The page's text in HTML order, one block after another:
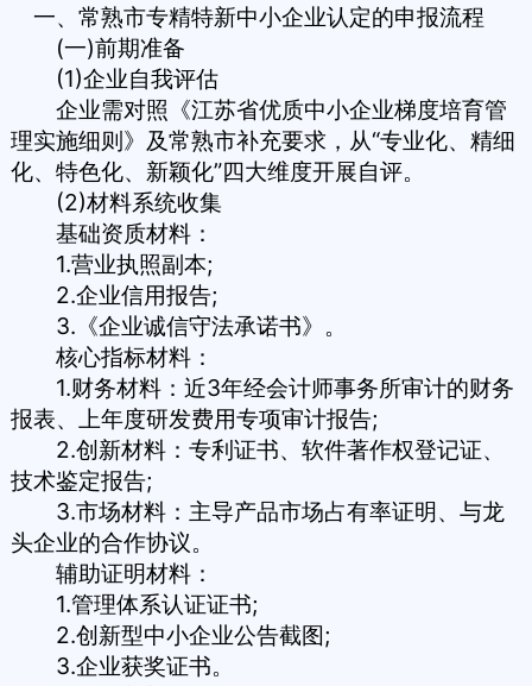
一、常熟市专精特新中小企业认定的申报流程
(一)前期准备
(1)企业自我评估
企业需对照《江苏省优质中小企业梯度培育管
理实施细则》及常熟市补充要求，从“专业化、精细
化、特色化、新颖化”四大维度开展自评。
(2)材料系统收集
基础资质材料：
1.营业执照副本;
2.企业信用报告;
3.《企业诚信守法承诺书》。
核心指标材料：
1.财务材料：近3年经会计师事务所审计的财务
报表、上年度研发费用专项审计报告;
2.创新材料：专利证书、软件著作权登记证、
技术鉴定报告;
3.市场材料：主导产品市场占有率证明、与龙
头企业的合作协议。
辅助证明材料：
1.管理体系认证证书;
2.创新型中小企业公告截图;
3.企业获奖证书。